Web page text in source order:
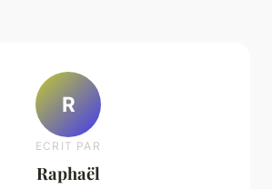
R
ECRIT PAR
Raphaël